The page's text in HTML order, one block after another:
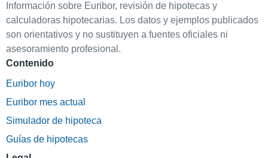
Información sobre Euribor, revisión de hipotecas y
calculadoras hipotecarias. Los datos y ejemplos publicados
son orientativos y no sustituyen a fuentes oficiales ni
asesoramiento profesional.
Contenido
Euribor hoy
Euribor mes actual
Simulador de hipoteca
Guías de hipotecas